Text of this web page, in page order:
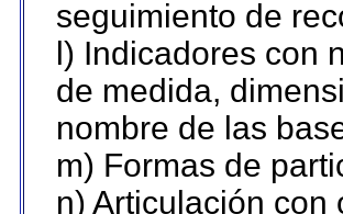
seguimiento de
l) Indicadores con
de medida,
nombre de las
m) Formas de
n) Articulación con